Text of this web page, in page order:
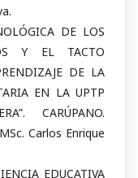
DE LOS
Y EL TACTO
DE LA
EN LA UPTP
CARÚPANO.
Carlos Enrique
EDUCATIVA